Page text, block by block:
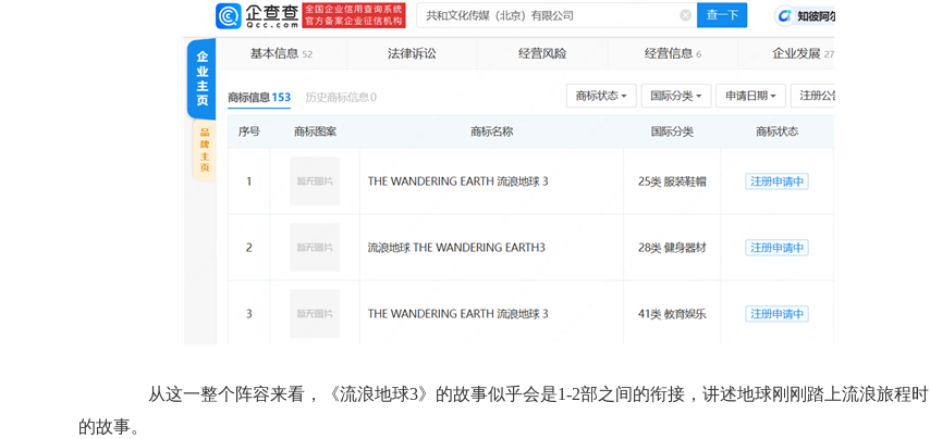
从这一整个阵容来看，《流浪地球3》的故事似乎会是1-2部之间的衔接，讲述地球刚刚踏上流浪旅程时
的故事。